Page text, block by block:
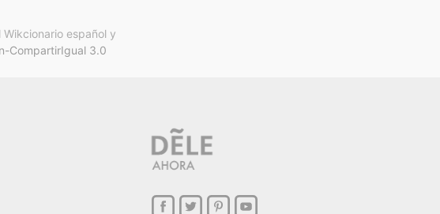
español y
CompartirIgual 3.0